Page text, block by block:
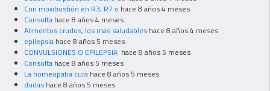
Con moxibustión en R3, R7 o hace 8 años 4 meses
Consulta hace 8 años 4 meses
Alimentos crudos, los mas saludables hace 8 años 4 meses
epilepsia hace 8 años 5 meses
CONVULSIONES O EPILEPSIA hace 8 años 5 meses
Consulta hace 8 años 5 meses
La homeopatia cura hace 8 años 5 meses
dudas hace 8 años 5 meses